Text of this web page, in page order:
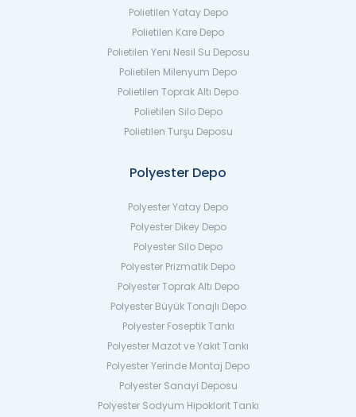
Polietilen Yatay Depo
Polietilen Kare Depo
Polietilen Yeni Nesil Su Deposu
Polietilen Milenyum Depo
Polietilen Toprak Altı Depo
Polietilen Silo Depo
Polietilen Turşu Deposu
Polyester Depo
Polyester Yatay Depo
Polyester Dikey Depo
Polyester Silo Depo
Polyester Prizmatik Depo
Polyester Toprak Altı Depo
Polyester Büyük Tonajlı Depo
Polyester Foseptik Tankı
Polyester Mazot ve Yakıt Tankı
Polyester Yerinde Montaj Depo
Polyester Sanayi Deposu
Polyester Sodyum Hipoklorit Tankı